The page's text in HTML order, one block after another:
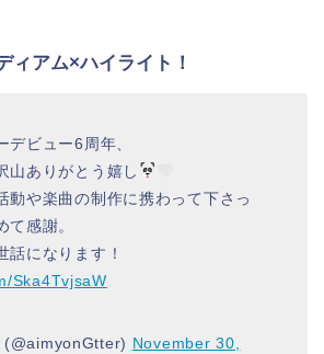
ィアム×ハイライト！
デビュー6周年、
山ありがとう嬉し
動や楽曲の制作に携わって下さっ
て感謝。
話になります！
Ska4TvjsaW
November 30,